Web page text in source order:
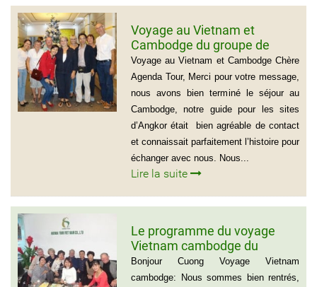
Voyage au Vietnam et
Cambodge du groupe de
madame Josette et Michel
GUILLON ( 6 personnes) 37
jours
Voyage au Vietnam et Cambodge Chère
Agenda Tour, Merci pour votre message,
nous avons bien terminé le séjour au
Cambodge, notre guide pour les sites
d’Angkor était bien agréable de contact
et connaissait parfaitement l’histoire pour
échanger avec nous. Nous...
Lire la suite
Le programme du voyage
Vietnam cambodge du
groupe de madame Anna
BOVO
Bonjour Cuong Voyage Vietnam
cambodge: Nous sommes bien rentrés,